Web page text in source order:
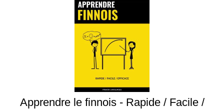
Apprendre le finnois - Rapide / Facile /